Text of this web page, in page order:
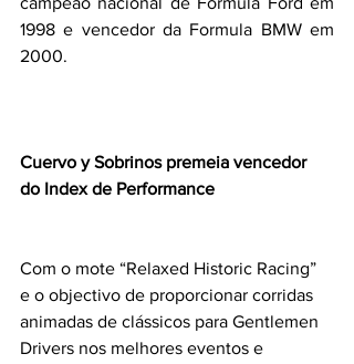
1998 e vencedor da Formula BMW em
2000.
Cuervo y Sobrinos premeia vencedor
do Index de Performance
Com o mote “Relaxed Historic Racing”
e o objectivo de proporcionar corridas
animadas de clássicos para Gentlemen
Drivers nos melhores eventos e